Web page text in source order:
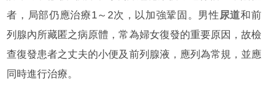
者，局部仍應治療1～2次，以加強鞏固。男性尿道和前
列腺內所藏匿之病原體，常為婦女復發的重要原因，故檢
查復發患者之丈夫的小便及前列腺液，應列為常規，並應
同時進行治療。